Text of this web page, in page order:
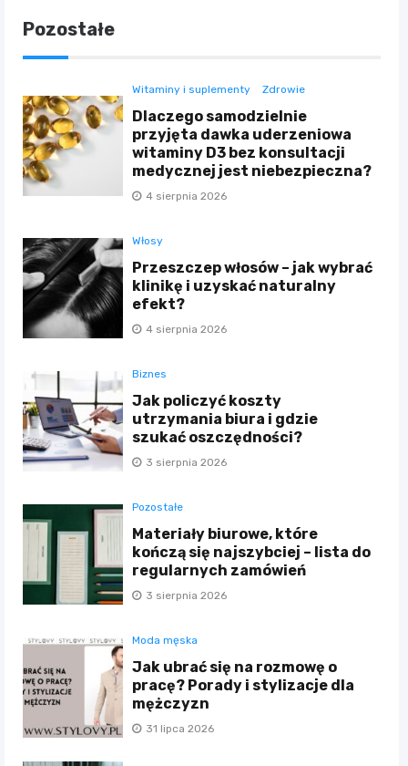
Pozostałe
Witaminy i suplementy Zdrowie
Dlaczego samodzielnie
przyjęta dawka uderzeniowa
witaminy D3 bez konsultacji
medycznej jest niebezpieczna?
4 sierpnia 2026
Włosy
Przeszczep włosów – jak wybrać
klinikę i uzyskać naturalny
efekt?
4 sierpnia 2026
Biznes
Jak policzyć koszty
utrzymania biura i gdzie
szukać oszczędności?
3 sierpnia 2026
Pozostałe
Materiały biurowe, które
kończą się najszybciej – lista do
regularnych zamówień
3 sierpnia 2026
Moda męska
Jak ubrać się na rozmowę o
pracę? Porady i stylizacje dla
mężczyzn
31 lipca 2026